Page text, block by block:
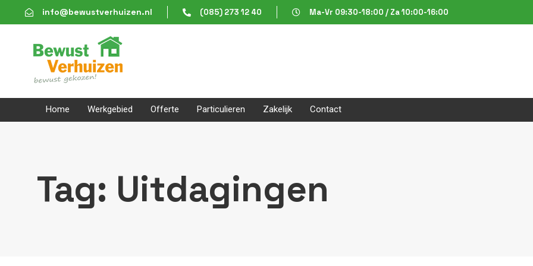
links
to
content
info@bewustverhuizen.nl (085) 273 12 40 Ma-Vr 09:30-18:00 / Za 10:00-16:00
Home Werkgebied Offerte Particulieren Zakelijk Contact
Tag: Uitdagingen